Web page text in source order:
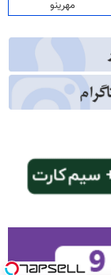
مهرینو